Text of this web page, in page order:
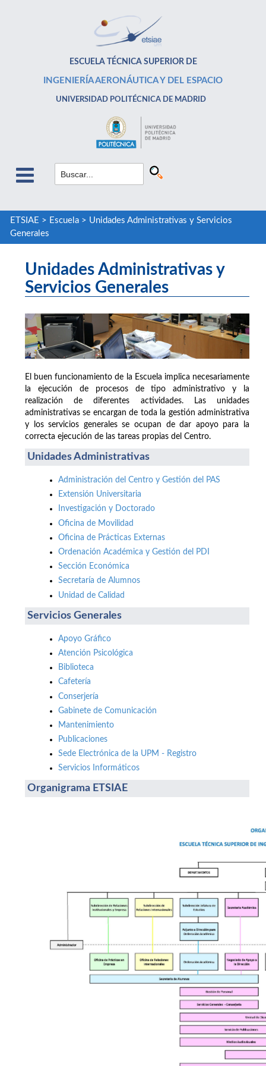
ESCUELA TÉCNICA SUPERIOR DE
INGENIERÍA AERONÁUTICA Y DEL ESPACIO
UNIVERSIDAD POLITÉCNICA DE MADRID
ETSIAE > Escuela> Unidades Administrativas y Servicios
Generales
Unidades Administrativas y
Servicios Generales
El buen funcionamiento de la Escuela implica necesariamente
la ejecución de procesos de tipo administrativo y la
realización de diferentes actividades. Las unidades
administrativas se encargan de toda la gestión administrativa
y los servicios generales se ocupan de dar apoyo para la
correcta ejecución de las tareas propias del Centro.
Unidades Administrativas
Administración del Centro y Gestión del PAS
Extensión Universitaria
Investigación y Doctorado
Oficina de Movilidad
Oficina de Prácticas Externas
Ordenación Académica y Gestión del PDI
Sección Económica
Secretaría de Alumnos
Unidad de Calidad
Servicios Generales
Apoyo Gráfico
Atención Psicológica
Biblioteca
Cafetería
Conserjería
Gabinete de Comunicación
Mantenimiento
Publicaciones
Sede Electrónica de la UPM - Registro
Servicios Informáticos
Organigrama ETSIAE